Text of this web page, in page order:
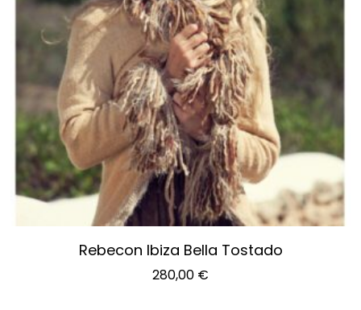
Rebecon Ibiza Bella Tostado
280,00 €